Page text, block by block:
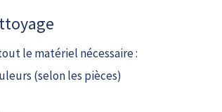
le matériel nécessaire :
(selon les pièces)